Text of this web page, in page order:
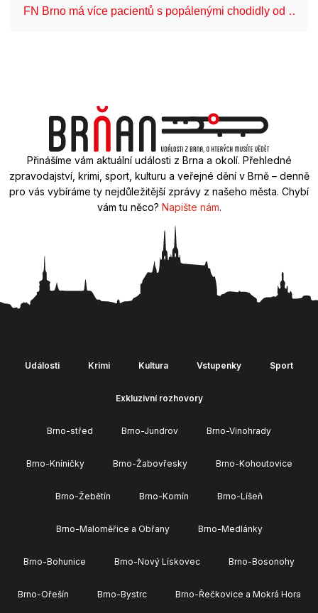
FN Brno má více pacientů s popálenými chodidly od …
Přinášíme vám aktuální události z Brna a okolí. Přehledné
zpravodajství, krimi, sport, kulturu a veřejné dění v Brně – denně
pro vás vybíráme ty nejdůležitější zprávy z našeho města. Chybí
vám tu něco? Napište nám.
Události Krimi Kultura Vstupenky Sport
Exkluzivní rozhovory
Brno-střed Brno-Jundrov Brno-Vinohrady
Brno-Kníničky Brno-Žabovřesky Brno-Kohoutovice
Brno-Žebětín Brno-Komín Brno-Líšeň
Brno-Maloměřice a Obřany Brno-Medlánky
Brno-Bohunice Brno-Nový Lískovec Brno-Bosonohy
Brno-Ořešín Brno-Bystrc Brno-Řečkovice a Mokrá Hora